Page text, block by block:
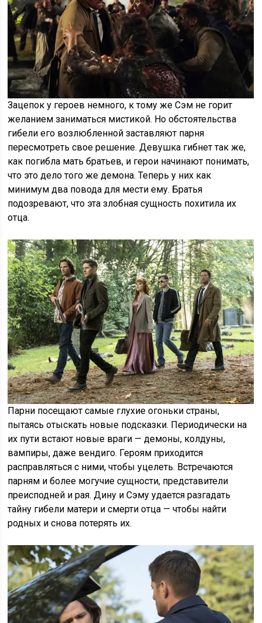
Зацепок у героев немного, к тому же Сэм не горит
желанием заниматься мистикой. Но обстоятельства
гибели его возлюбленной заставляют парня
пересмотреть свое решение. Девушка гибнет так же,
как погибла мать братьев, и герои начинают понимать,
что это дело того же демона. Теперь у них как
минимум два повода для мести ему. Братья
подозревают, что эта злобная сущность похитила их
отца.
Парни посещают самые глухие огоньки страны,
пытаясь отыскать новые подсказки. Периодически на
их пути встают новые враги — демоны, колдуны,
вампиры, даже вендиго. Героям приходится
расправляться с ними, чтобы уцелеть. Встречаются
парням и более могучие сущности, представители
преисподней и рая. Дину и Сэму удается разгадать
тайну гибели матери и смерти отца — чтобы найти
родных и снова потерять их.